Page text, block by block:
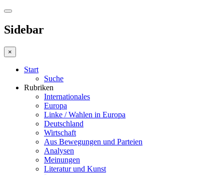
Sidebar
×
Start
Suche
Rubriken
Internationales
Europa
Linke / Wahlen in Europa
Deutschland
Wirtschaft
Aus Bewegungen und Parteien
Analysen
Meinungen
Literatur und Kunst